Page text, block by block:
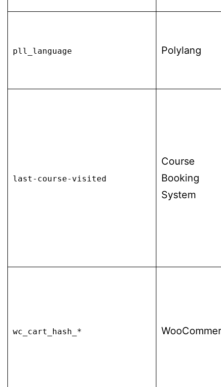
pll_language Polylang
last-course-visited
Course
Booking
System
wc_cart_hash_*